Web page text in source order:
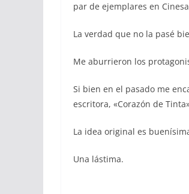
par de ejemplares en
La verdad que no la pasé
Me aburrieron los
Si bien en el pasado me
escritora, «Corazón de
La idea original es
Una lástima.